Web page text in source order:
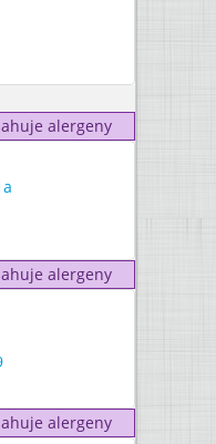
alergeny
alergeny
alergeny